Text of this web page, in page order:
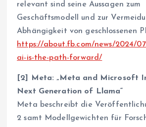
relevant sind seine Aussagen zum
Geschäftsmodell und zur
Abhängigkeit von geschlossenen
https://about.fb.com/news/2024/
ai-is-the-path-forward/
[2] Meta: „Meta and Microsoft
Next Generation of Llama“
Meta beschreibt die
2 samt Modellgewichten für